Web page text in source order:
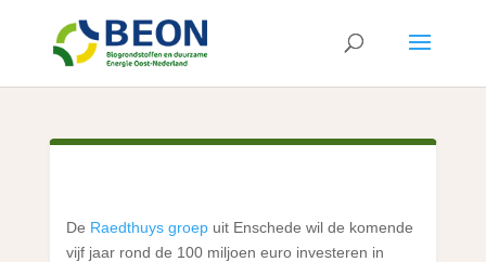
De Raedthuys groep uit Enschede wil de komende
vijf jaar rond de 100 miljoen euro investeren in